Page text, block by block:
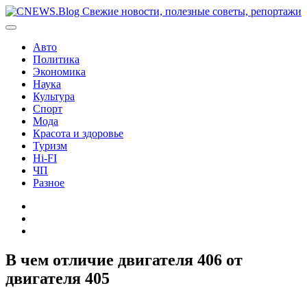
Перейти
к
Авто
Политика
Экономика
Наука
Культура
Спорт
Мода
Красота и здоровье
Туризм
Hi-FI
ЧП
Разное
В чем отличие двигателя 406 от
двигателя 405